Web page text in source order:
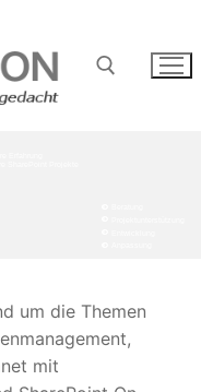
um die Themen
mit